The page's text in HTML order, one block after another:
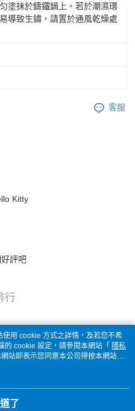
塗抹於鑄鐵鍋上。若於潮濕環
導致生鏽，請置於通風乾燥處
客服
Kitty
評吧
行
用 cookie 方式之詳情，及若您不希
的 cookie 設定，請參閱本網站「 隱私
站即表示您同意本公司得按本網站使
了